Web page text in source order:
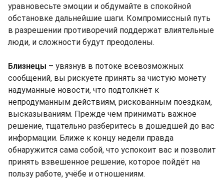
уравновесьте эмоции и обдумайте в спокойной
обстановке дальнейшие шаги. Компромиссный путь
в разрешении противоречий поддержат влиятельные
люди, и сложности будут преодолены.
Близнецы – увязнув в потоке всевозможных
сообщений, вы рискуете принять за чистую монету
надуманные новости, что подтолкнёт к
непродуманным действиям, рискованным поездкам,
высказываниям. Прежде чем принимать важное
решение, тщательно разберитесь в дошедшей до вас
информации. Ближе к концу недели правда
обнаружится сама собой, что успокоит вас и позволит
принять взвешенное решение, которое пойдёт на
пользу работе, учёбе и отношениям.